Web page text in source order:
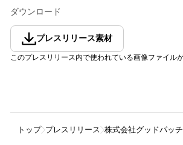
ダウンロード
プレスリリース素材
このプレスリリース内で使われている画像ファイル
トップ プレスリリース 株式会社グッドパッチ